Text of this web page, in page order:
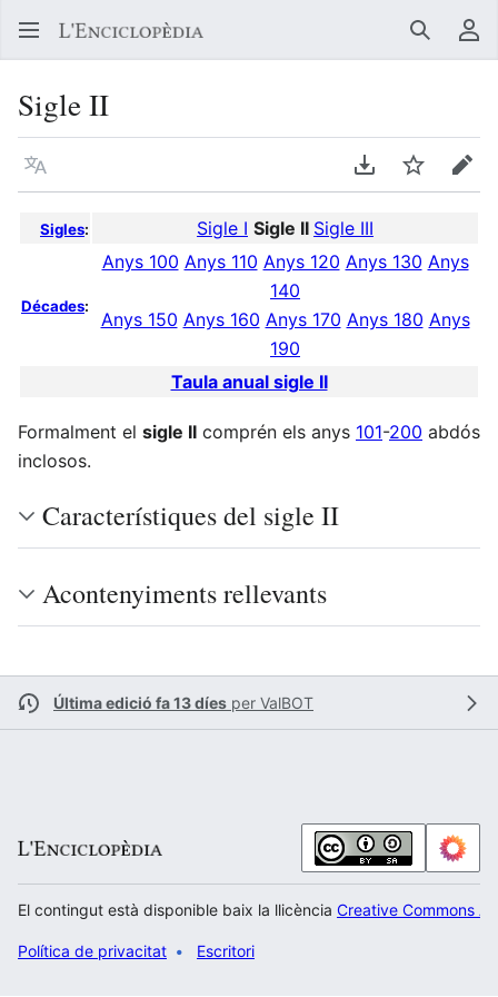
Buscar
Sigle II
Llegir en un atre idioma Descarregar en
Vigilar
Sigles: Sigle I Sigle II Sigle III
Décades:
Anys 100 Anys 110 Anys 120 Anys 130 Anys
140
Anys 150 Anys 160 Anys 170 Anys 180 Anys
190
Taula anual sigle II
Formalment el sigle II comprén els anys 101-200 abdós
inclosos.
Característiques del sigle II
Acontenyiments rellevants
Última edició fa 13 díes per ValBOT
El contingut està disponible baix la llicència Creative Commons
Política de privacitat Escritori